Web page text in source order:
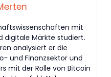
mit
digitale Märkte studiert.
analysiert er die
und Finanzsektor und
mit der Rolle von Bitcoin